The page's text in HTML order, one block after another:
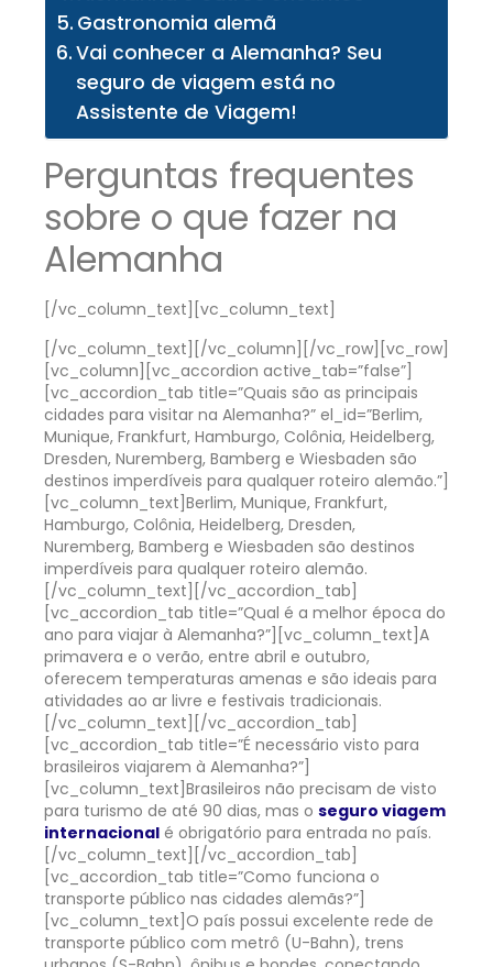
Gastronomia alemã
Vai conhecer a Alemanha? Seu
seguro de viagem está no
Assistente de Viagem!
Perguntas frequentes
sobre o que fazer na
Alemanha
[/vc_column_text][vc_column_text]
[/vc_column_text][/vc_column][/vc_row][vc_row]
[vc_column][vc_accordion active_tab=”false”]
[vc_accordion_tab title=”Quais são as principais
cidades para visitar na Alemanha?” el_id=”Berlim,
Munique, Frankfurt, Hamburgo, Colônia, Heidelberg,
Dresden, Nuremberg, Bamberg e Wiesbaden são
destinos imperdíveis para qualquer roteiro alemão.”]
[vc_column_text]Berlim, Munique, Frankfurt,
Hamburgo, Colônia, Heidelberg, Dresden,
Nuremberg, Bamberg e Wiesbaden são destinos
imperdíveis para qualquer roteiro alemão.
[/vc_column_text][/vc_accordion_tab]
[vc_accordion_tab title=”Qual é a melhor época do
ano para viajar à Alemanha?”][vc_column_text]A
primavera e o verão, entre abril e outubro,
oferecem temperaturas amenas e são ideais para
atividades ao ar livre e festivais tradicionais.
[/vc_column_text][/vc_accordion_tab]
[vc_accordion_tab title=”É necessário visto para
brasileiros viajarem à Alemanha?”]
[vc_column_text]Brasileiros não precisam de visto
para turismo de até 90 dias, mas o seguro viagem
internacional é obrigatório para entrada no país.
[/vc_column_text][/vc_accordion_tab]
[vc_accordion_tab title=”Como funciona o
transporte público nas cidades alemãs?”]
[vc_column_text]O país possui excelente rede de
transporte público com metrô (U-Bahn), trens